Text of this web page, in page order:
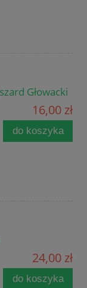
Głowacki
16,00 zł
do koszyka
24,00 zł
do koszyka